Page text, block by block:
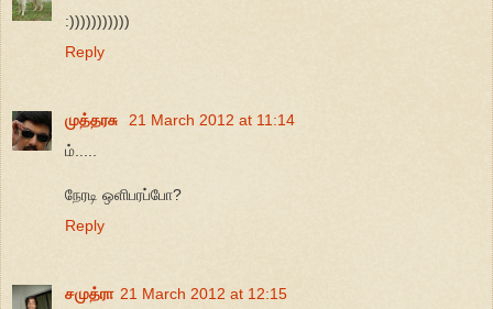
:)))))))))))
Reply
முத்தரசு
21 March 2012 at 11:14
ம்.....
நேரடி ஒளிபரப்போ?
Reply
சமுத்ரா 21 March 2012 at 12:15